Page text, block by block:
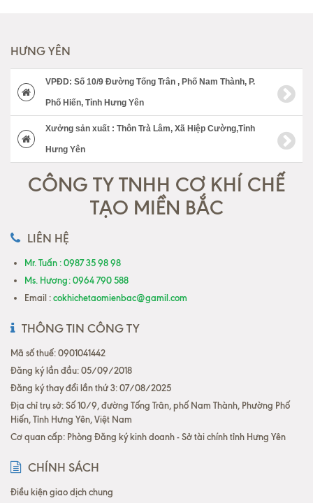
HƯNG YÊN
VPĐD: Số 10/9 Đường Tống Trân , Phố Nam Thành, P.
Phố Hiến, Tỉnh Hưng Yên
Xưởng sản xuất : Thôn Trà Lâm, Xã Hiệp Cường,Tỉnh
Hưng Yên
CÔNG TY TNHH CƠ KHÍ CHẾ
TẠO MIỀN BẮC
LIÊN HỆ
Mr. Tuấn : 0987 35 98 98
Ms. Hương: 0964 790 588
Email :cokhichetaomienbac@gamil.com
THÔNG TIN CÔNG TY
Mã số thuế: 0901041442
Đăng ký lần đầu: 05/09/2018
Đăng ký thay đổi lần thứ 3: 07/08/2025
Địa chỉ trụ sở: Số 10/9, đường Tống Trân, phố Nam Thành, Phường Phố
Hiến, Tỉnh Hưng Yên, Việt Nam
Cơ quan cấp: Phòng Đăng ký kinh doanh - Sở tài chính tỉnh Hưng Yên
CHÍNH SÁCH
Điều kiện giao dịch chung